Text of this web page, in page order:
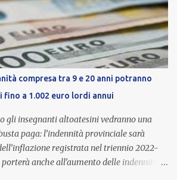
compresa tra 9 e 20 anni potranno
a 1.002 euro lordi annui
gli insegnanti altoatesini vedranno una
paga: l’indennità provinciale sarà
registrata nel triennio 2022-
anche all’aumento delle indennità di